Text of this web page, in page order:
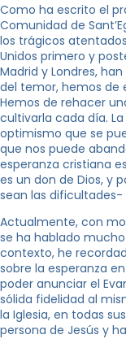
Como ha escrito el
Comunidad de
los trágicos
Unidos primero y
Madrid y Londres,
del temor, hemos de
Hemos de rehacer
cultivarla cada día.
optimismo que se
que nos puede
esperanza cristiana
es un don de Dios, y
sean las
Actualmente, con
se ha hablado
contexto, he
sobre la esperanza
poder anunciar el
sólida fidelidad al
la Iglesia, en todas
persona de Jesús y